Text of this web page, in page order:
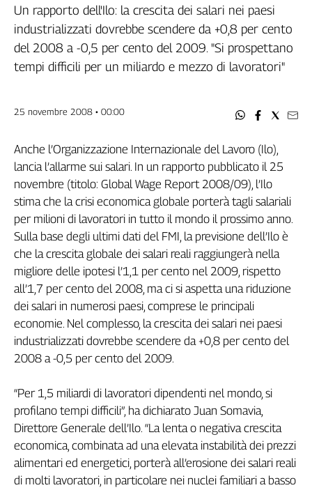
Fillea
Filt
Fiom
Fisac
Fp
Slc
Spi
Inca
Caaf
Speciali
G8
di
Genova,
il
ragione
120
Cgil
Collettiva
Academy
Collettiva
Play
Rubriche
Un rapporto dell'Ilo: la crescita dei salari nei paesi
industrializzati dovrebbe scendere da +0,8 per cento
del 2008 a -0,5 per cento del 2009. "Si prospettano
tempi difficili per un miliardo e mezzo di lavoratori"
25 novembre 2008 • 00:00
Anche l’Organizzazione Internazionale del Lavoro (Ilo),
lancia l’allarme sui salari. In un rapporto pubblicato il 25
novembre (titolo: Global Wage Report 2008/09), l’Ilo
stima che la crisi economica globale porterà tagli salariali
per milioni di lavoratori in tutto il mondo il prossimo anno.
Sulla base degli ultimi dati del FMI, la previsione dell’Ilo è
che la crescita globale dei salari reali raggiungerà nella
migliore delle ipotesi l’1,1 per cento nel 2009, rispetto
all’1,7 per cento del 2008, ma ci si aspetta una riduzione
dei salari in numerosi paesi, comprese le principali
economie. Nel complesso, la crescita dei salari nei paesi
industrializzati dovrebbe scendere da +0,8 per cento del
2008 a -0,5 per cento del 2009.
“Per 1,5 miliardi di lavoratori dipendenti nel mondo, si
profilano tempi difficili”, ha dichiarato Juan Somavia,
Direttore Generale dell’Ilo. “La lenta o negativa crescita
economica, combinata ad una elevata instabilità dei prezzi
alimentari ed energetici, porterà all’erosione dei salari reali
di molti lavoratori, in particolare nei nuclei familiari a basso